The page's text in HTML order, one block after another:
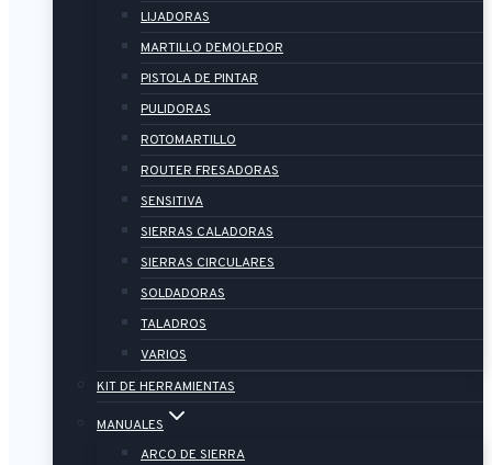
LIJADORAS
MARTILLO DEMOLEDOR
PISTOLA DE PINTAR
PULIDORAS
ROTOMARTILLO
ROUTER FRESADORAS
SENSITIVA
SIERRAS CALADORAS
SIERRAS CIRCULARES
SOLDADORAS
TALADROS
VARIOS
KIT DE HERRAMIENTAS
MANUALES
ARCO DE SIERRA